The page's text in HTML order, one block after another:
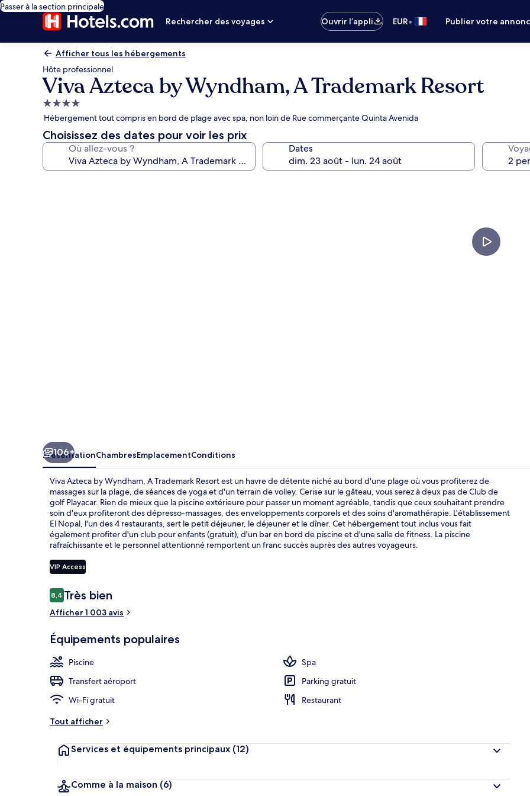
Passer à la section principale
Rechercher des voyages
Ouvrir l’appli EUR• Publier votre
Afficher tous les hébergements
Hôte professionnel
Viva Azteca by Wyndham, A Trademark Resort
Hébergement
4.0 étoiles
Hébergement tout compris en bord de plage avec spa, non loin de Rue commerçante Quinta Avenida
Choisissez des dates pour voir les prix
Où allez-vous ? Dates
4
106+
PrésentationChambresEmplacementConditions
Viva Azteca by Wyndham, A Trademark Resort est un havre de détente niché au bord d'une plage où vous profiterez de
massages sur la plage, de séances de yoga et d'un terrain de volley. Cerise sur le gâteau, vous serez à deux pas de Club de
golf Playacar. Rien de mieux que la piscine extérieure pour passer un moment agréable, tandis que ceux souhaitant prendre
soin d'eux profiteront des dépresso-massages, des enveloppements corporels et des soins d'aromathérapie. L'établissement
El Nopal, l'un des 4 restaurants, sert le petit déjeuner, le déjeuner et le dîner. Cet hébergement tout inclus vous fait
également profiter d'un club pour enfants (gratuit), d'un bar en bord de piscine et d'une salle de fitness. La piscine
rafraîchissante et le personnel attentionné remportent un franc succès auprès des autres voyageurs.
VIP Access
Avis
voyageurs
8,48,4 sur 10
Très bien
Afficher 1 003 avis
Équipements populaires
Piscine
Spa
Transfert aéroport
Parking gratuit
Wi-Fi gratuit
Restaurant
Tout afficher
Services et équipements principaux (12)
Comme à la maison (6)